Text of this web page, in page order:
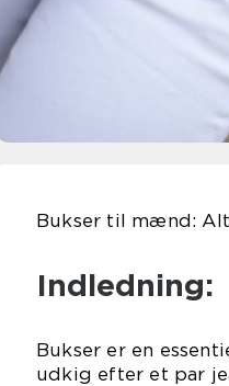
Bukser til mænd:
Indledning:
Bukser er en
udkig efter et par